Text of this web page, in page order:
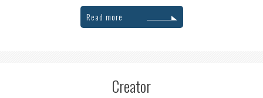
Read more
Creator